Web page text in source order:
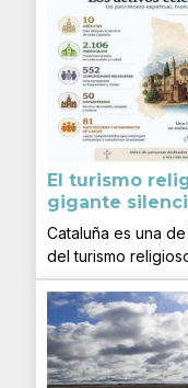
El turismo
gigante
Cataluña es una
del turismo